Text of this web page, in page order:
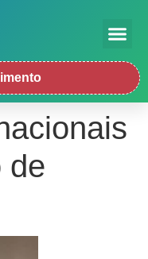
de